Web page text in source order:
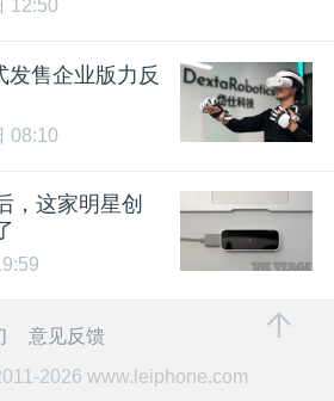
12:50
发售企业版力反
08:10
，这家明星创
意见反馈
2026 www.leiphone.com